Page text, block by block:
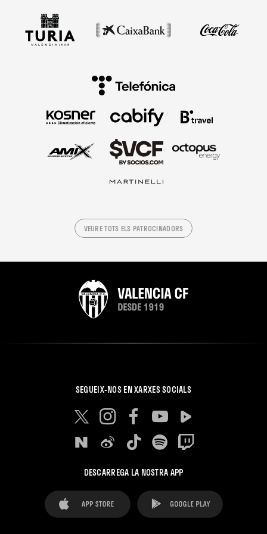
VEURE TOTS ELS PATROCINADORS
SEGUEIX-NOS EN XARXES SOCIALS
DESCARREGA LA NOSTRA APP